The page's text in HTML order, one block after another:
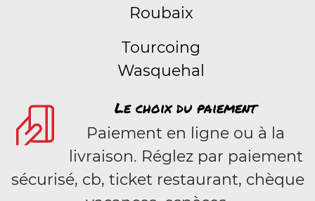
Roubaix
Tourcoing
Wasquehal
Le choix du paiement
Paiement en ligne ou à la
livraison. Réglez par paiement
sécurisé, cb, ticket restaurant, chèque